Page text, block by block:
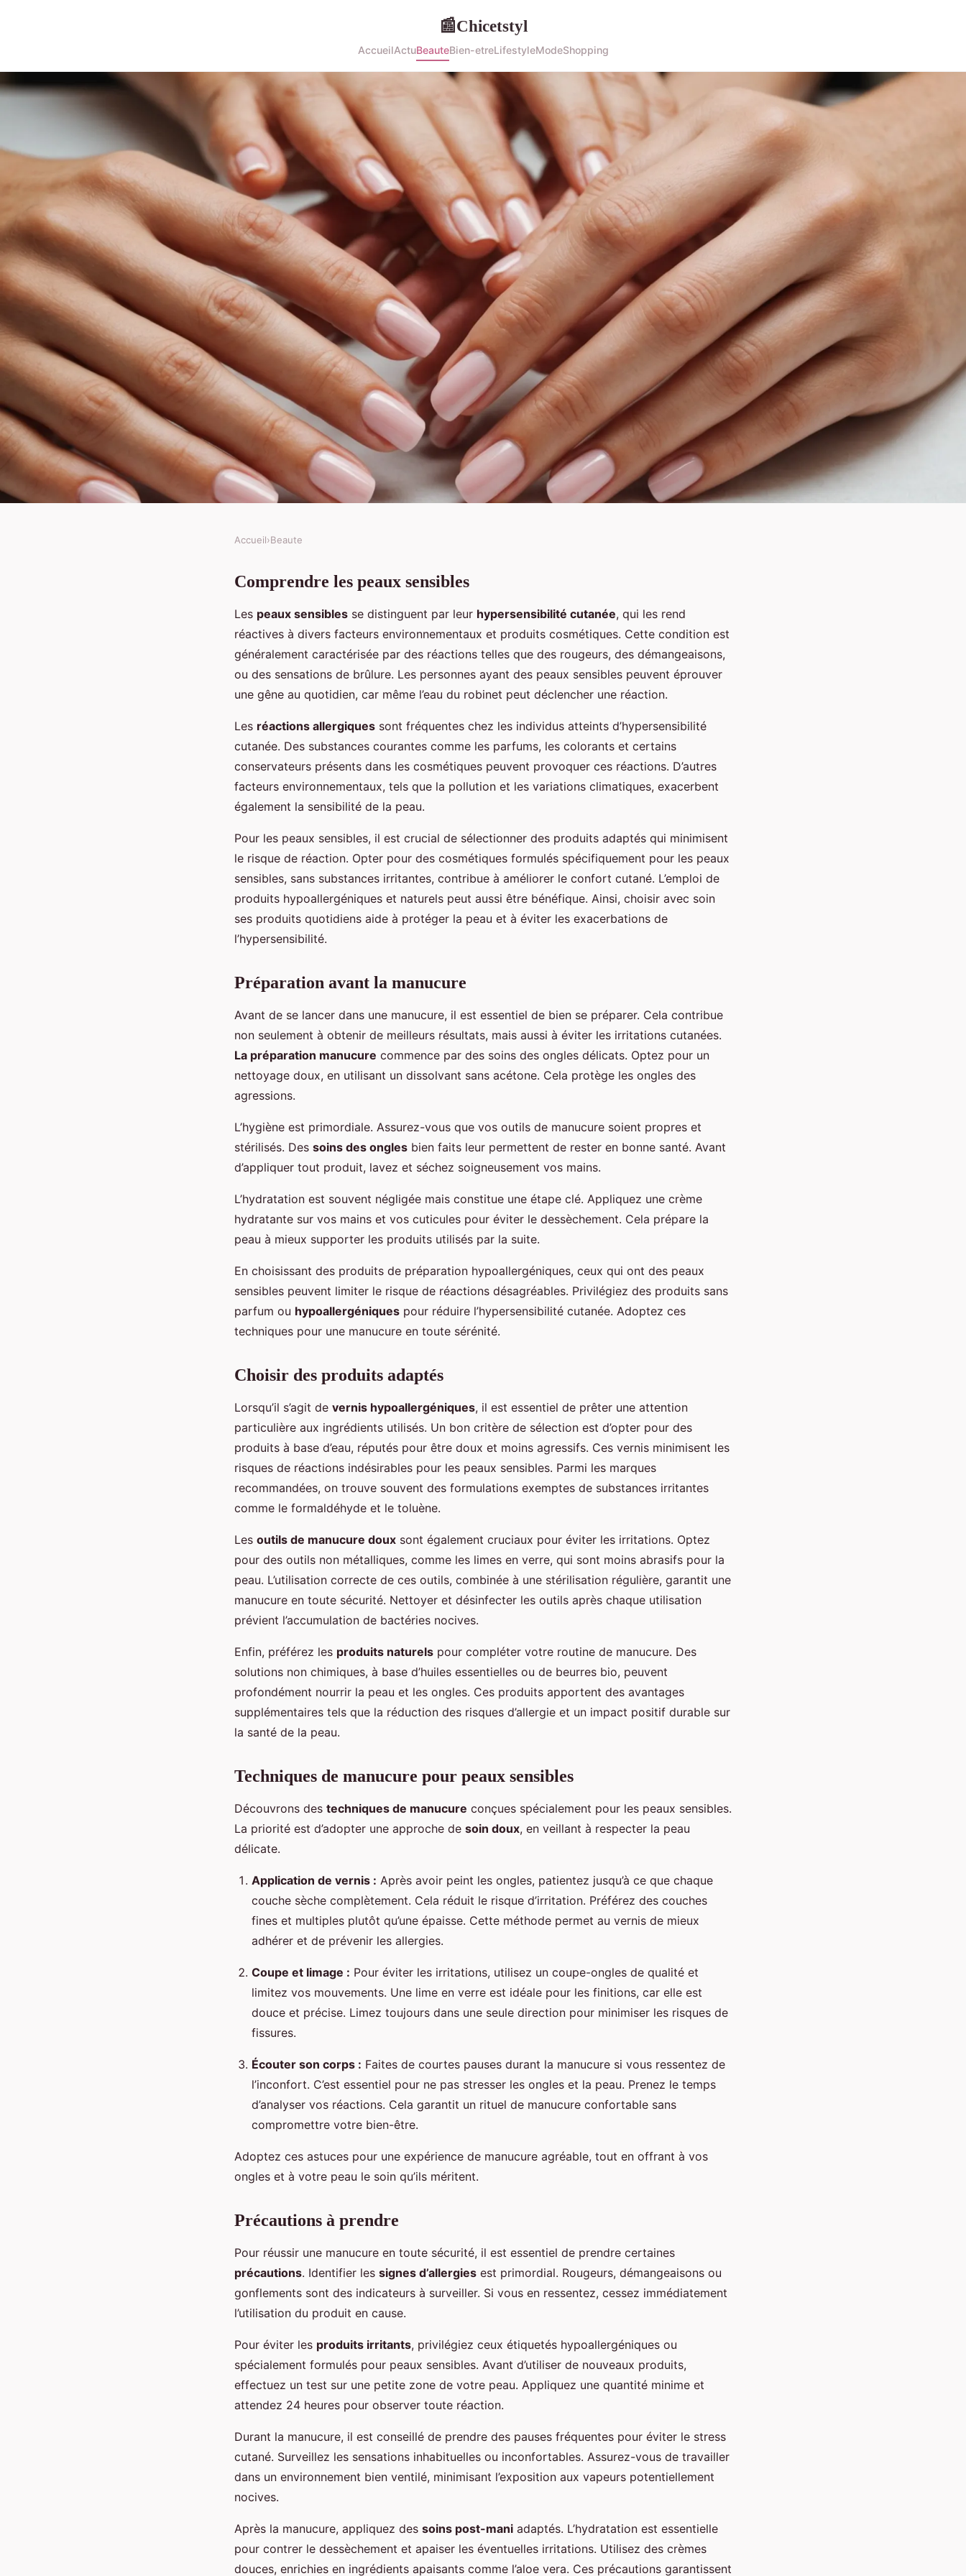
📰Chicetstyl
AccueilActuBeauteBien-etreLifestyleModeShopping
Comment offrir une manucure parfaite
aux peaux sensibles?
Accueil›Beaute
Comprendre les peaux sensibles
Les peaux sensibles se distinguent par leur hypersensibilité cutanée, qui les rend
réactives à divers facteurs environnementaux et produits cosmétiques. Cette condition est
généralement caractérisée par des réactions telles que des rougeurs, des démangeaisons,
ou des sensations de brûlure. Les personnes ayant des peaux sensibles peuvent éprouver
une gêne au quotidien, car même l’eau du robinet peut déclencher une réaction.
Les réactions allergiques sont fréquentes chez les individus atteints d’hypersensibilité
cutanée. Des substances courantes comme les parfums, les colorants et certains
conservateurs présents dans les cosmétiques peuvent provoquer ces réactions. D’autres
facteurs environnementaux, tels que la pollution et les variations climatiques, exacerbent
également la sensibilité de la peau.
Pour les peaux sensibles, il est crucial de sélectionner des produits adaptés qui minimisent
le risque de réaction. Opter pour des cosmétiques formulés spécifiquement pour les peaux
sensibles, sans substances irritantes, contribue à améliorer le confort cutané. L’emploi de
produits hypoallergéniques et naturels peut aussi être bénéfique. Ainsi, choisir avec soin
ses produits quotidiens aide à protéger la peau et à éviter les exacerbations de
l’hypersensibilité.
Préparation avant la manucure
Avant de se lancer dans une manucure, il est essentiel de bien se préparer. Cela contribue
non seulement à obtenir de meilleurs résultats, mais aussi à éviter les irritations cutanées.
La préparation manucure commence par des soins des ongles délicats. Optez pour un
nettoyage doux, en utilisant un dissolvant sans acétone. Cela protège les ongles des
agressions.
L’hygiène est primordiale. Assurez-vous que vos outils de manucure soient propres et
stérilisés. Des soins des ongles bien faits leur permettent de rester en bonne santé. Avant
d’appliquer tout produit, lavez et séchez soigneusement vos mains.
L’hydratation est souvent négligée mais constitue une étape clé. Appliquez une crème
hydratante sur vos mains et vos cuticules pour éviter le dessèchement. Cela prépare la
peau à mieux supporter les produits utilisés par la suite.
En choisissant des produits de préparation hypoallergéniques, ceux qui ont des peaux
sensibles peuvent limiter le risque de réactions désagréables. Privilégiez des produits sans
parfum ou hypoallergéniques pour réduire l’hypersensibilité cutanée. Adoptez ces
techniques pour une manucure en toute sérénité.
Choisir des produits adaptés
Lorsqu’il s’agit de vernis hypoallergéniques, il est essentiel de prêter une attention
particulière aux ingrédients utilisés. Un bon critère de sélection est d’opter pour des
produits à base d’eau, réputés pour être doux et moins agressifs. Ces vernis minimisent les
risques de réactions indésirables pour les peaux sensibles. Parmi les marques
recommandées, on trouve souvent des formulations exemptes de substances irritantes
comme le formaldéhyde et le toluène.
Les outils de manucure doux sont également cruciaux pour éviter les irritations. Optez
pour des outils non métalliques, comme les limes en verre, qui sont moins abrasifs pour la
peau. L’utilisation correcte de ces outils, combinée à une stérilisation régulière, garantit une
manucure en toute sécurité. Nettoyer et désinfecter les outils après chaque utilisation
prévient l’accumulation de bactéries nocives.
Enfin, préférez les produits naturels pour compléter votre routine de manucure. Des
solutions non chimiques, à base d’huiles essentielles ou de beurres bio, peuvent
profondément nourrir la peau et les ongles. Ces produits apportent des avantages
supplémentaires tels que la réduction des risques d’allergie et un impact positif durable sur
la santé de la peau.
Techniques de manucure pour peaux sensibles
Découvrons des techniques de manucure conçues spécialement pour les peaux sensibles.
La priorité est d’adopter une approche de soin doux, en veillant à respecter la peau
délicate.
Application de vernis : Après avoir peint les ongles, patientez jusqu’à ce que chaque
couche sèche complètement. Cela réduit le risque d’irritation. Préférez des couches
fines et multiples plutôt qu’une épaisse. Cette méthode permet au vernis de mieux
adhérer et de prévenir les allergies.
Coupe et limage : Pour éviter les irritations, utilisez un coupe-ongles de qualité et
limitez vos mouvements. Une lime en verre est idéale pour les finitions, car elle est
douce et précise. Limez toujours dans une seule direction pour minimiser les risques de
fissures.
Écouter son corps : Faites de courtes pauses durant la manucure si vous ressentez de
l’inconfort. C’est essentiel pour ne pas stresser les ongles et la peau. Prenez le temps
d’analyser vos réactions. Cela garantit un rituel de manucure confortable sans
compromettre votre bien-être.
Adoptez ces astuces pour une expérience de manucure agréable, tout en offrant à vos
ongles et à votre peau le soin qu’ils méritent.
Précautions à prendre
Pour réussir une manucure en toute sécurité, il est essentiel de prendre certaines
précautions. Identifier les signes d’allergies est primordial. Rougeurs, démangeaisons ou
gonflements sont des indicateurs à surveiller. Si vous en ressentez, cessez immédiatement
l’utilisation du produit en cause.
Pour éviter les produits irritants, privilégiez ceux étiquetés hypoallergéniques ou
spécialement formulés pour peaux sensibles. Avant d’utiliser de nouveaux produits,
effectuez un test sur une petite zone de votre peau. Appliquez une quantité minime et
attendez 24 heures pour observer toute réaction.
Durant la manucure, il est conseillé de prendre des pauses fréquentes pour éviter le stress
cutané. Surveillez les sensations inhabituelles ou inconfortables. Assurez-vous de travailler
dans un environnement bien ventilé, minimisant l’exposition aux vapeurs potentiellement
nocives.
Après la manucure, appliquez des soins post-mani adaptés. L’hydratation est essentielle
pour contrer le dessèchement et apaiser les éventuelles irritations. Utilisez des crèmes
douces, enrichies en ingrédients apaisants comme l’aloe vera. Ces précautions garantissent